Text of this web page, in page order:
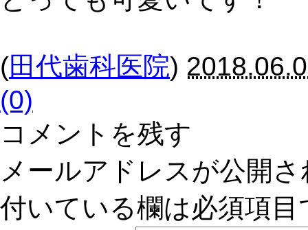
(田代歯科医院)
(0)
コメントを残す
メールアドレスが公開
付いている欄は必須項目